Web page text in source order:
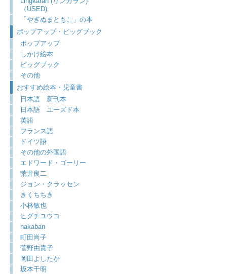
（USED)
「やぎぬまともこ」の本
ポップアップ・ビッグブック
ポップアップ
しかけ絵本
ビッグブック
その他
おすすめ絵本・児童書
日本語 新刊本
日本語 ユーズド本
英語
フランス語
ドイツ語
その他の外国語
エドワード・ゴーリー
荒井良二
ジョン・クラッセン
きくちちき
小林敏也
ヒグチユウコ
nakaban
町田尚子
菅野由貴子
岡田よしたか
坂本千明